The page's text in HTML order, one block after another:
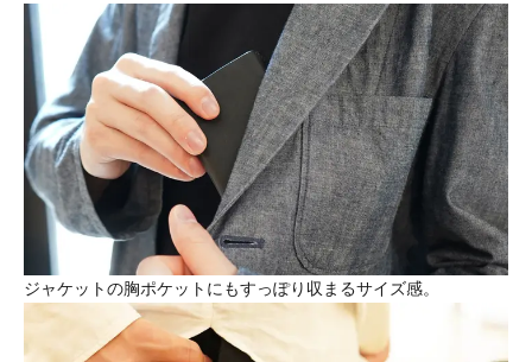
ジャケットの胸ポケットにもすっぽり収まるサイズ感。